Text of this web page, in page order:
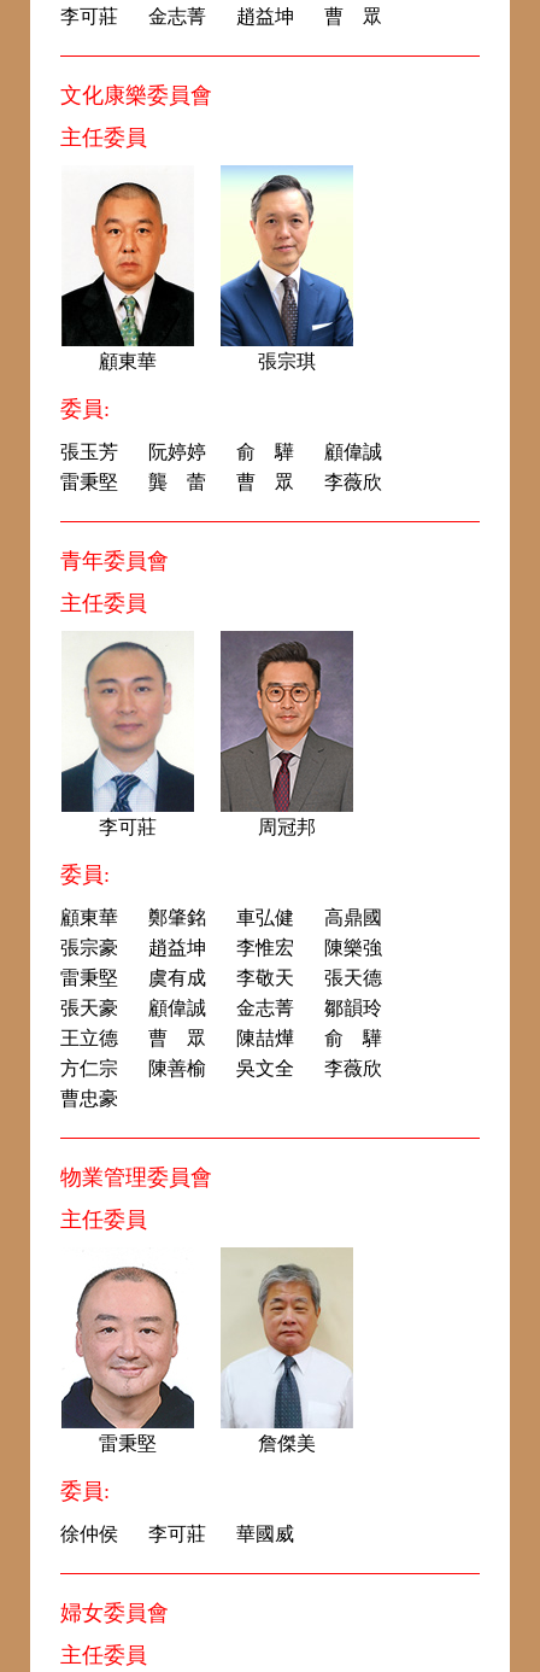
李可莊 金志菁 趙益坤 曹 眾
文化康樂委員會
主任委員
顧東華 張宗琪
委員:
張玉芳 阮婷婷 俞 驊
顧偉誠
雷秉堅
龔 蕾 曹 眾 李薇欣
青年委員會
主任委員
李可莊 周冠邦
委員:
顧東華 鄭肇銘 車弘健
高鼎國
張宗豪
趙益坤 李惟宏
陳樂強
雷秉堅
虞有成 李敬天
張天德
張天豪
顧偉誠 金志菁
鄒韻玲
王立德
曹 眾 陳喆燁
俞 驊
方仁宗
陳善榆 吳文全
李薇欣
曹忠豪
物業管理委員會
主任委員
雷秉堅 詹傑美
委員:
徐仲侯 李可莊 華國威
婦女委員會
主任委員